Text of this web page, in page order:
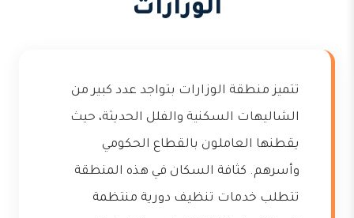
الوزارات
تتميز منطقة الوزارات بتواجد عدد كبير من
الشاليهات السكنية والفلل الحديثة، حيث
يقطنها العاملون بالقطاع الحكومي
وأسرهم. كثافة السكان في هذه المنطقة
تتطلب خدمات تنظيف دورية منتظمة